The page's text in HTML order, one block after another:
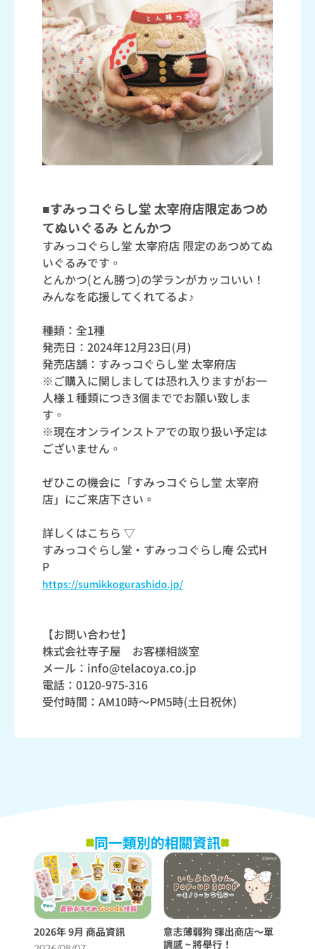
■すみっコぐらし堂 太宰府店限定あつめ
てぬいぐるみ とんかつ
すみっコぐらし堂 太宰府店 限定のあつめてぬ
いぐるみです。
とんかつ(とん勝つ)の学ランがカッコいい！
みんなを応援してくれてるよ♪
種類：全1種
発売日：2024年12月23日(月)
発売店舗：すみっコぐらし堂 太宰府店
※ご購入に関しましては恐れ入りますがお一
人様１種類につき3個まででお願い致しま
す。
※現在オンラインストアでの取り扱い予定は
ございません。
ぜひこの機会に「すみっコぐらし堂 太宰府
店」にご来店下さい。
詳しくはこちら ▽
すみっコぐらし堂・すみっコぐらし庵 公式H
P
https://sumikkogurashido.jp/
【お問い合わせ】
株式会社寺子屋 お客様相談室
メール：info@telacoya.co.jp
電話：0120-975-316
受付時間：AM10時～PM5時(土日祝休)
同一類別的相關資訊
2026年 9月 商品資訊
意志薄弱狗 彈出商店〜單
調感 ~ 將舉行！